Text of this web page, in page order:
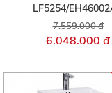
LF5254/
7.559.000 đ
6.048.000 đ